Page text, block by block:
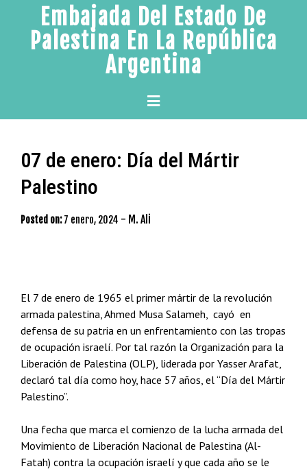
content
Embajada Del Estado De
Palestina En La República
Argentina
Primary
Menu
07 de enero: Día del Mártir
Palestino
Posted on: 7 enero, 2024 - M. Ali
El 7 de enero de 1965 el primer mártir de la revolución
armada palestina, Ahmed Musa Salameh, cayó en
defensa de su patria en un enfrentamiento con las tropas
de ocupación israelí. Por tal razón la Organización para la
Liberación de Palestina (OLP), liderada por Yasser Arafat,
declaró tal día como hoy, hace 57 años, el “Día del Mártir
Palestino”.
Una fecha que marca el comienzo de la lucha armada del
Movimiento de Liberación Nacional de Palestina (Al-
Fatah) contra la ocupación israelí y que cada año se le